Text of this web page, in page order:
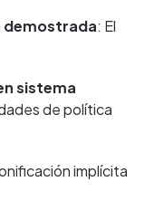
demostrada: El
sistema
de política
implícita